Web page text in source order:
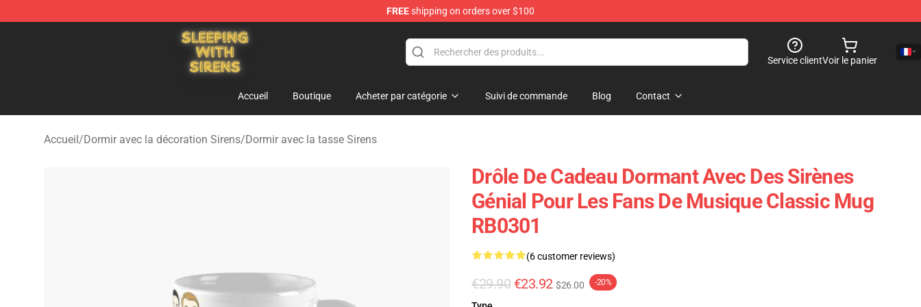
FREEshipping on orders over $100
Sleeping With Sirens Store - Official Sleeping With Sirens Merchandise Shop
Service clientVoir le panier
Accueil Boutique Acheter par catégorie Suivi de commande Blog Contact
Accueil/Dormir avec la décoration Sirens/Dormir avec la tasse Sirens
Drôle De Cadeau Dormant Avec Des Sirènes
Génial Pour Les Fans De Musique Classic Mug
RB0301
(6 customer reviews)
€29.90 €23.92 $26.00 -20%